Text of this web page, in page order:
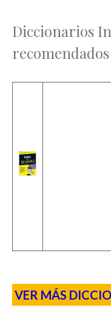
Diccionarios
recomendados
VER MÁS